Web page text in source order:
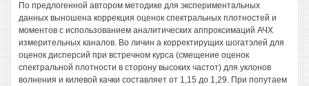
По предлогенной автором методике для экспериментальных
данных выношена коррекция оценок спектральных плотностей и
моментов с использованием аналитических аппроксимаций АЧХ
измерительных каналов. Во личин а корректирущих шогатэлей для
оценок дисперсий при встречном курса (смещение оценок
спектральной плотности в сторону высоких частот) для уклонов
волнения и килевой качки составляет от 1,15 до 1,29. При попутаем